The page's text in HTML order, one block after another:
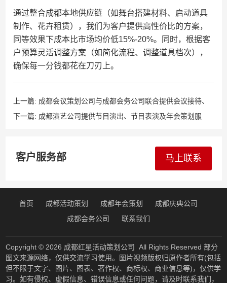
通过整合成都本地供应链（如舞台搭建材料、启动道具
制作、花卉租赁），我们为客户提供高性价比的方案，
同等效果下成本比市场均价低15%-20%。同时，根据客
户预算灵活调整方案（如简化流程、调整道具档次），
确保每一分钱都花在刀刃上。
上一篇: 成都会议策划公司与成都会务公司联合提供会议接待、
论坛策划及发布会策划服务，专业可靠。
下一篇: 成都演艺公司提供节目演出、节目表演及年会策划服
客户服务部 马上联系
首页 成都活动策划 成都年会策划
成都庆典公司
成都会务公司
联系我们
Copyright © 2026 成都红星活动策划公司 All Rights Reserved 部分
图文来源网络，仅供交流学习使用。图片视频版权归原作者所有(包括
但不限于文字、图片、图表、著作权、商标权、商业信息等)，仅供学
习。如有侵权、虚假信息、错误信息或任何问题，请及时联系我们，